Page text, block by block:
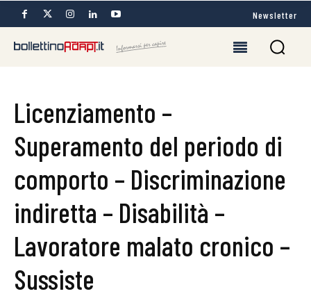
Newsletter
Licenziamento –
Superamento del periodo di
comporto – Discriminazione
indiretta – Disabilità –
Lavoratore malato cronico –
Sussiste